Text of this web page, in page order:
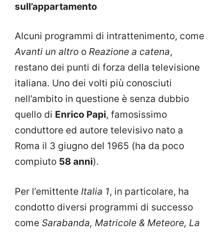
sull’appartamento
Alcuni programmi di intrattenimento, come
Avanti un altro o Reazione a catena,
restano dei punti di forza della televisione
italiana. Uno dei volti più conosciuti
nell’ambito in questione è senza dubbio
quello di Enrico Papi, famosissimo
conduttore ed autore televisivo nato a
Roma il 3 giugno del 1965 (ha da poco
compiuto 58 anni).
Per l’emittente Italia 1, in particolare, ha
condotto diversi programmi di successo
come Sarabanda, Matricole & Meteore, La